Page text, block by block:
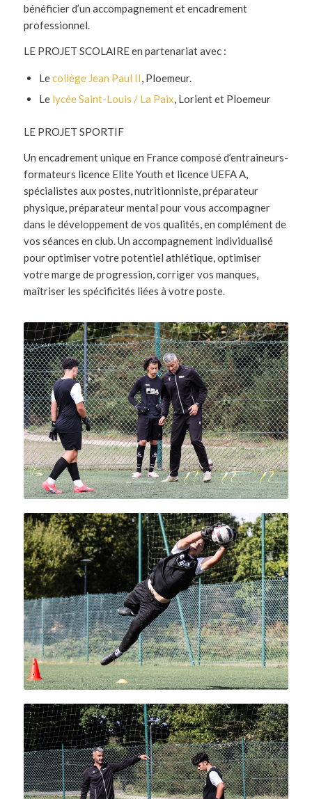
bénéficier d’un accompagnement et encadrement
professionnel.
LE PROJET SCOLAIRE en partenariat avec :
Lecollège Jean Paul II, Ploemeur.
Le lycée Saint-Louis / La Paix, Lorient et Ploemeur
LE PROJET SPORTIF
Un encadrement unique en France composé d’entraineurs-
formateurs licence Elite Youth et licence UEFA A,
spécialistes aux postes, nutritionniste, préparateur
physique, préparateur mental pour vous accompagner
dans le développement de vos qualités, en complément de
vos séances en club. Un accompagnement individualisé
pour optimiser votre potentiel athlétique, optimiser
votre marge de progression, corriger vos manques,
maîtriser les spécificités liées à votre poste.